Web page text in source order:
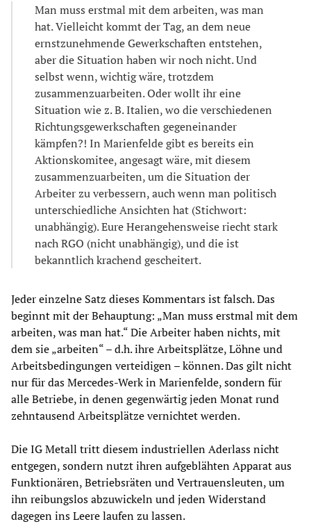
Man muss erstmal mit dem arbeiten, was man
hat. Vielleicht kommt der Tag, an dem neue
ernstzunehmende Gewerkschaften entstehen,
aber die Situation haben wir noch nicht. Und
selbst wenn, wichtig wäre, trotzdem
zusammenzuarbeiten. Oder wollt ihr eine
Situation wie z. B. Italien, wo die verschiedenen
Richtungsgewerkschaften gegeneinander
kämpfen?! In Marienfelde gibt es bereits ein
Aktionskomitee, angesagt wäre, mit diesem
zusammenzuarbeiten, um die Situation der
Arbeiter zu verbessern, auch wenn man politisch
unterschiedliche Ansichten hat (Stichwort:
unabhängig). Eure Herangehensweise riecht stark
nach RGO (nicht unabhängig), und die ist
bekanntlich krachend gescheitert.
Jeder einzelne Satz dieses Kommentars ist falsch. Das
beginnt mit der Behauptung: „Man muss erstmal mit dem
arbeiten, was man hat.“ Die Arbeiter haben nichts, mit
dem sie „arbeiten“ – d.h. ihre Arbeitsplätze, Löhne und
Arbeitsbedingungen verteidigen – können. Das gilt nicht
nur für das Mercedes-Werk in Marienfelde, sondern für
alle Betriebe, in denen gegenwärtig jeden Monat rund
zehntausend Arbeitsplätze vernichtet werden.
Die IG Metall tritt diesem industriellen Aderlass nicht
entgegen, sondern nutzt ihren aufgeblähten Apparat aus
Funktionären, Betriebsräten und Vertrauensleuten, um
ihn reibungslos abzuwickeln und jeden Widerstand
dagegen ins Leere laufen zu lassen.